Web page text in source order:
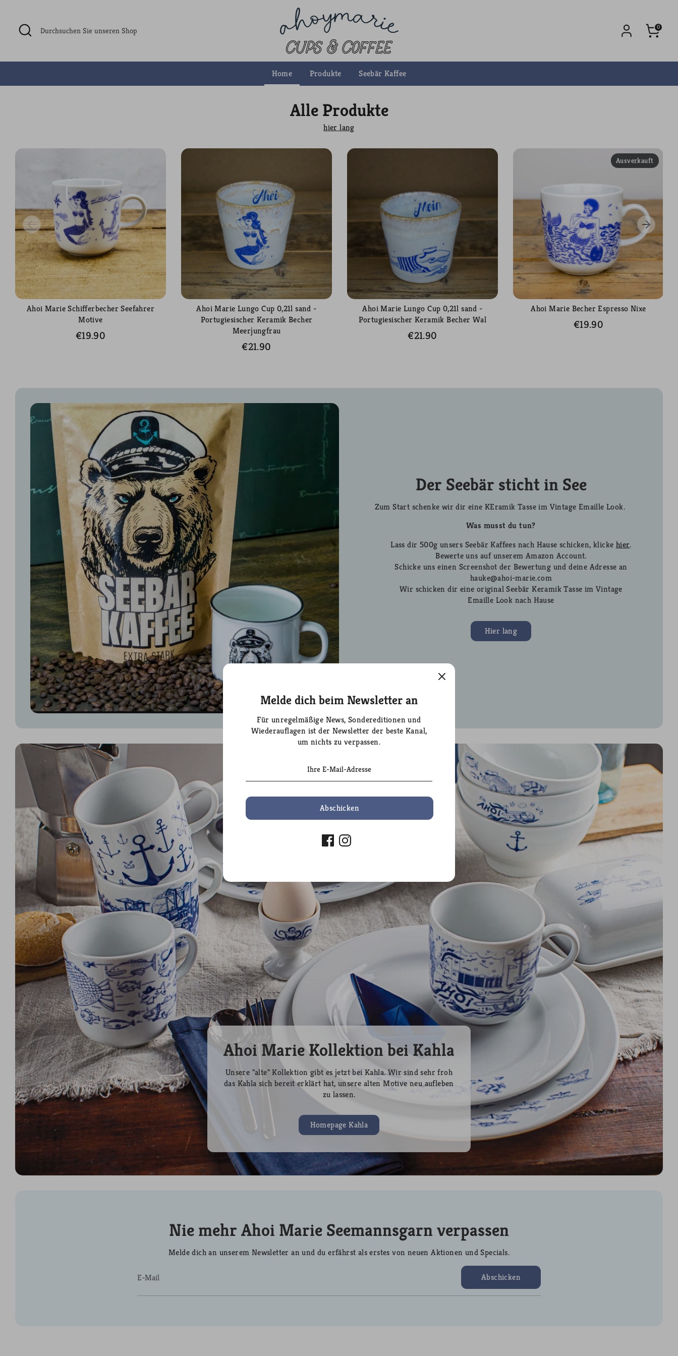
InhaltSuchen
Durchsuchen
Sie
0
Home Produkte Seebär Kaffee
Alle Produkte
hier lang
Ahoi Marie Schifferbecher Seefahrer
Motive
€19.90
Ahoi Marie Lungo Cup 0,21l sand -
Portugiesischer Keramik Becher
Meerjungfrau
€21.90
Ahoi Marie Lungo Cup 0,21l sand -
Portugiesischer Keramik Becher Wal
€21.90
Ahoi Marie Becher Espresso Nixe
€19.90
Ausverkauft
Der Seebär sticht in See
Zum Start schenke wir dir eine KEramik Tasse im Vintage Emaille Look.
Was musst du tun?
Lass dir 500g unsers Seebär Kaffees nach Hause schicken, klicke hier.
Bewerte uns auf unserem Amazon Account.
Schicke uns einen Screenshot der Bewertung und deine Adresse an
hauke@ahoi-marie.com
Wir schicken dir eine original Seebär Keramik Tasse im Vintage
Emaille Look nach Hause
Hier lang
Ahoi Marie Kollektion bei Kahla
Unsere "alte" Kollektion gibt es jetzt bei Kahla. Wir sind sehr froh
das Kahla sich bereit erklärt hat, unsere alten Motive neu aufleben
zu lassen.
Homepage Kahla
Nie mehr Ahoi Marie Seemannsgarn verpassen
Melde dich an unserem Newsletter an und du erfährst als erstes von neuen Aktionen und Specials.
E-Mail Abschicken
Melde dich beim Newsletter an
Für unregelmäßige News, Sondereditionen und
Wiederauflagen ist der Newsletter der beste Kanal,
um nichts zu verpassen.
Abschicken